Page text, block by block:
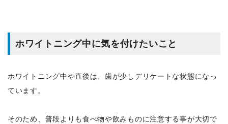
ホワイトニング中に気を付けたいこと
ホワイトニング中や直後は、歯が少しデリケートな状態になっ
ています。
そのため、普段よりも食べ物や飲みものに注意する事が大切で